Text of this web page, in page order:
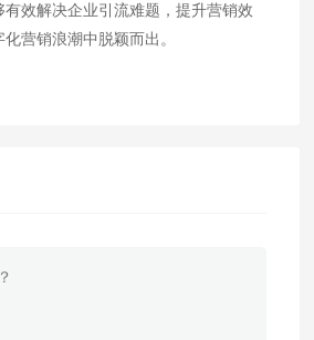
效解决企业引流难题，提升营销效
营销浪潮中脱颖而出。